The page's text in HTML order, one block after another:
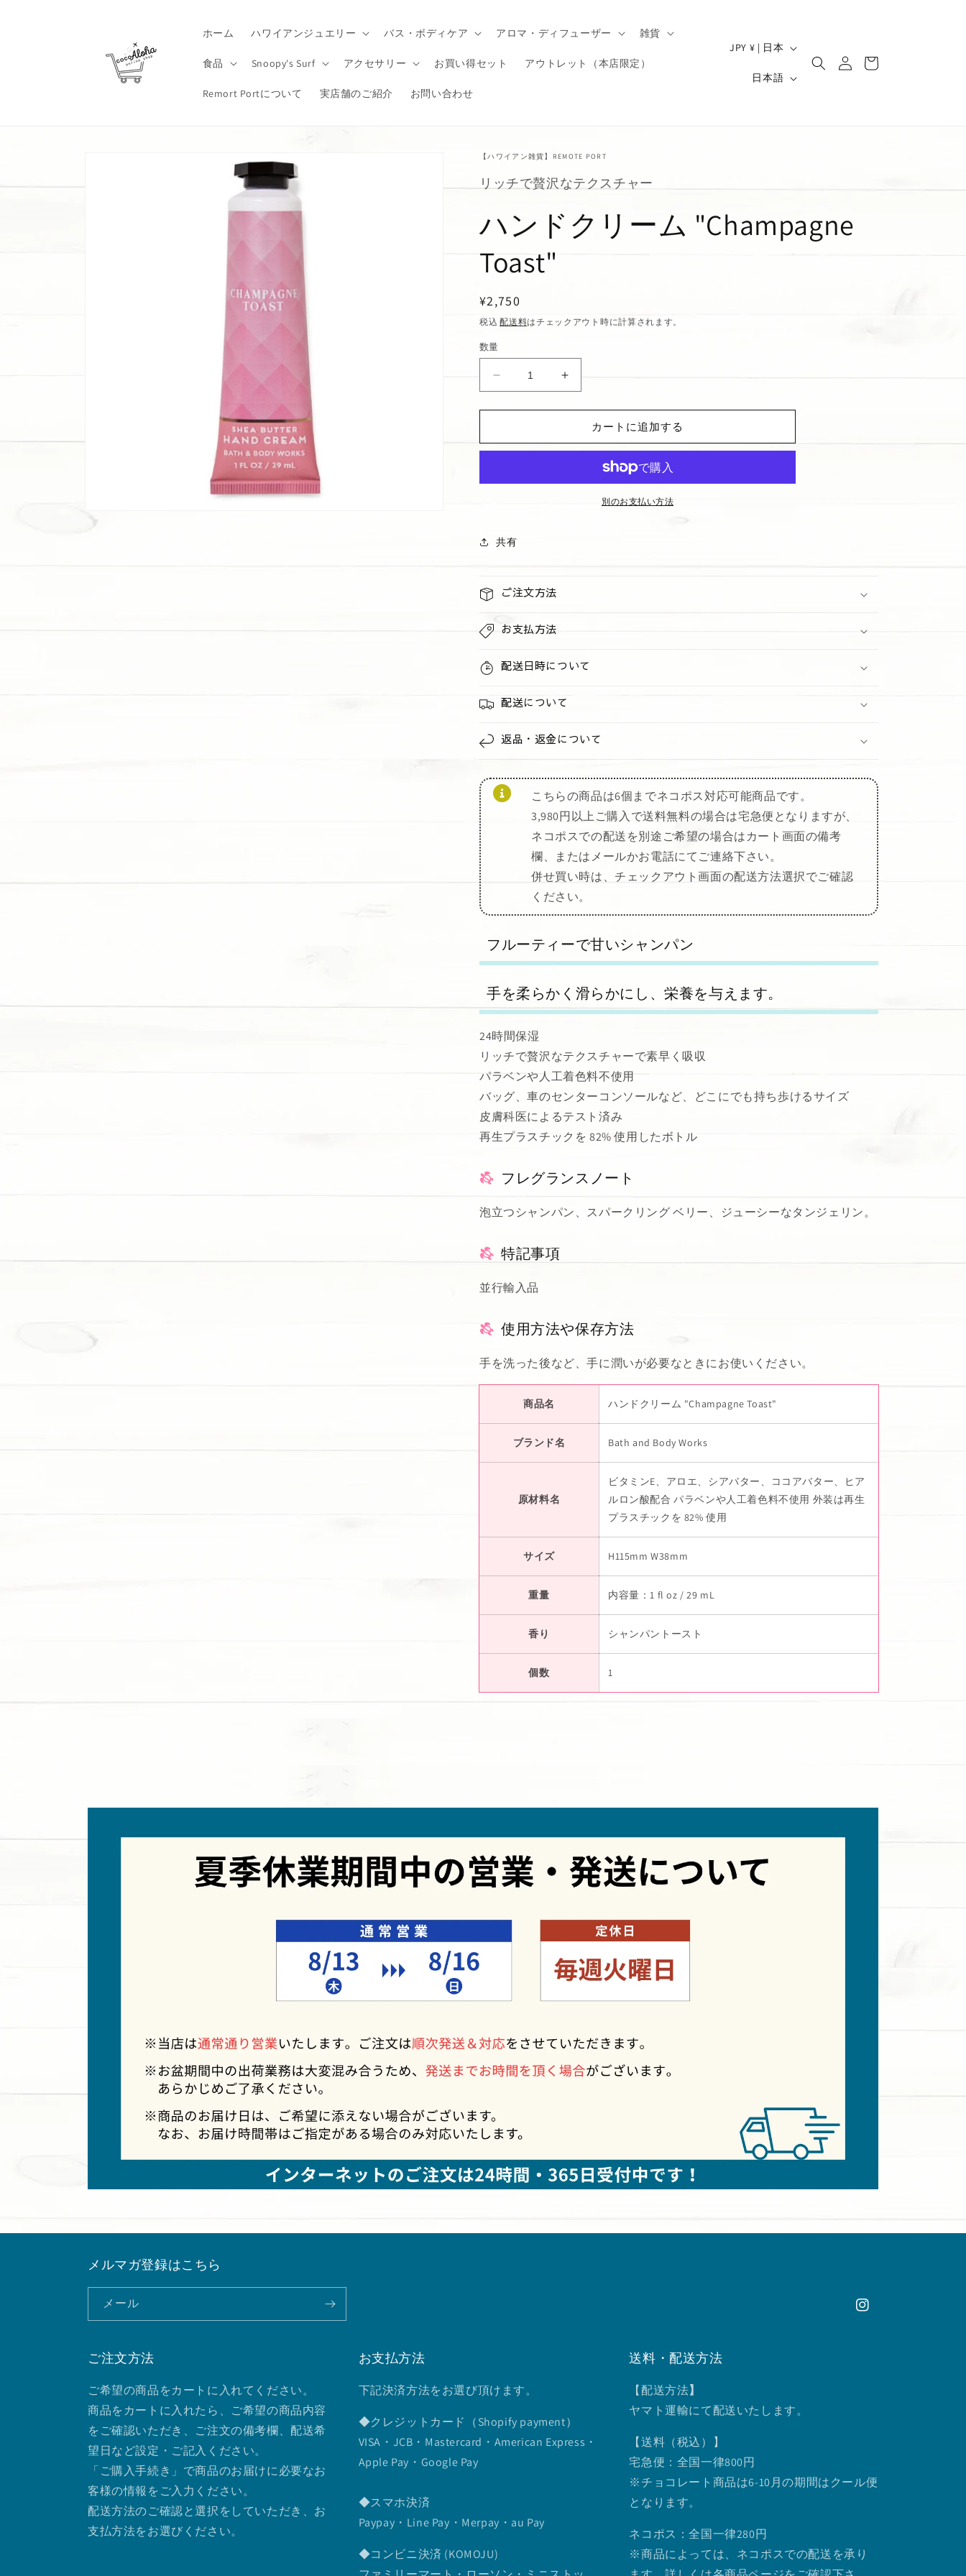
ホーム ハワイアンジュエリー バス・ボディケア アロマ・ディフューザー 雑貨
食品 Snoopy's Surf アクセサリー お買い得セット アウトレット（本店限定）
Remort Portについて 実店舗のご紹介 お問い合わせ
国
JPY ¥ | 日本
言
日本語
イ
ー
【ハワイアン雑貨】REMOTE PORT
リッチで贅沢なテクスチャー
ハンドクリーム "Champagne
Toast"
通
常
価
格
¥2,750
税込配送料はチェックアウト時に計算されます。
数量
リ
ム
&quot;Champagne
の
数
を
す
ハ
リ
ム
&quot;Champagne
カートに追加する
別のお支払い方法
共有
ご注文方法
お支払方法
配送日時について
配送について
返品・返金について
こちらの商品は6個までネコポス対応可能商品です。
3,980円以上ご購入で送料無料の場合は宅急便となりますが、
ネコポスでの配送を別途ご希望の場合はカート画面の備考
欄、またはメールかお電話にてご連絡下さい。
併せ買い時は、チェックアウト画面の配送方法選択でご確認
ください。
フルーティーで甘いシャンパン
手を柔らかく滑らかにし、栄養を与えます。
24時間保湿
リッチで贅沢なテクスチャーで素早く吸収
パラベンや人工着色料不使用
バッグ、車のセンターコンソールなど、どこにでも持ち歩けるサイズ
皮膚科医によるテスト済み
再生プラスチックを 82% 使用したボトル
フレグランスノート
泡立つシャンパン、スパークリング ベリー、ジューシーなタンジェリン。
特記事項
並行輸入品
使用方法や保存方法
手を洗った後など、手に潤いが必要なときにお使いください。
商品名 ハンドクリーム "Champagne Toast"
ブランド名 Bath and Body Works
原材料名
ビタミンE、アロエ、シアバター、ココアバター、ヒア
ルロン酸配合 パラベンや人工着色料不使用 外装は再生
プラスチックを 82% 使用
サイズ H115mm W38mm
重量 内容量：1 fl oz / 29 mL
香り シャンパントースト
個数 1
メルマガ登録はこちら
メール
Instagram
ご注文方法
ご希望の商品をカートに入れてください。
商品をカートに入れたら、ご希望の商品内容
をご確認いただき、ご注文の備考欄、配送希
望日など設定・ご記入ください。
「ご購入手続き」で商品のお届けに必要なお
客様の情報をご入力ください。
配送方法のご確認と選択をしていただき、お
支払方法をお選びください。
お支払方法
下記決済方法をお選び頂けます。
◆クレジットカード（Shopify payment）
VISA・JCB・Mastercard・American Express・
Apple Pay・Google Pay
◆スマホ決済
Paypay・Line Pay・Merpay・au Pay
◆コンビニ決済 (KOMOJU)
送料・配送方法
【配送方法】
ヤマト運輸にて配送いたします。
【送料（税込）】
宅急便：全国一律800円
※チョコレート商品は6-10月の期間はクール便
となります。
ネコポス：全国一律280円
※商品によっては、ネコポスでの配送を承り